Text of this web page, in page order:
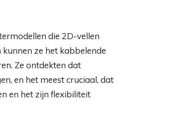
die 2D-vellen
ze het kabbelende
Ze ontdekten dat
en het meest cruciaal, dat
en het zijn flexibiliteit